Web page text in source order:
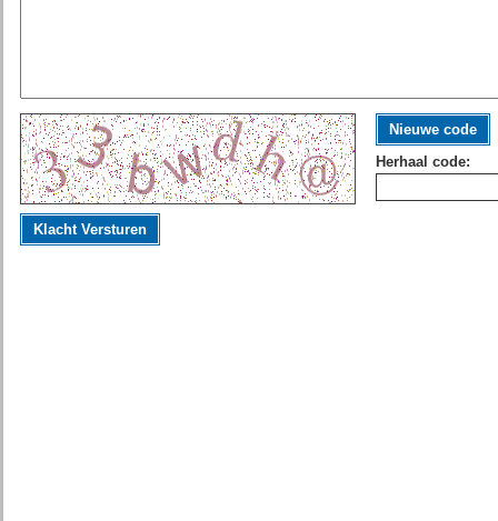
Nieuwe code
Herhaal code:
Klacht Versturen